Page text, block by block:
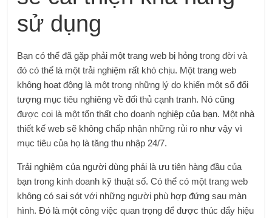
sử dụng
Bạn có thể đã gặp phải một trang web bị hỏng trong đời và
đó có thể là một trải nghiệm rất khó chịu. Một trang web
không hoạt động là một trong những lý do khiến một số đối
tượng mục tiêu nghiêng về đối thủ cạnh tranh. Nó cũng
được coi là một tổn thất cho doanh nghiệp của bạn. Một nhà
thiết kế web sẽ không chấp nhận những rủi ro như vậy vì
mục tiêu của họ là tăng thu nhập 24/7.
Trải nghiệm của người dùng phải là ưu tiên hàng đầu của
bạn trong kinh doanh kỹ thuật số. Có thể có một trang web
không có sai sót với những người phù hợp đứng sau màn
hình. Đó là một công việc quan trọng để được thúc đẩy hiệu